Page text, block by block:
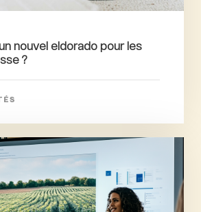
nouvel eldorado pour les
?